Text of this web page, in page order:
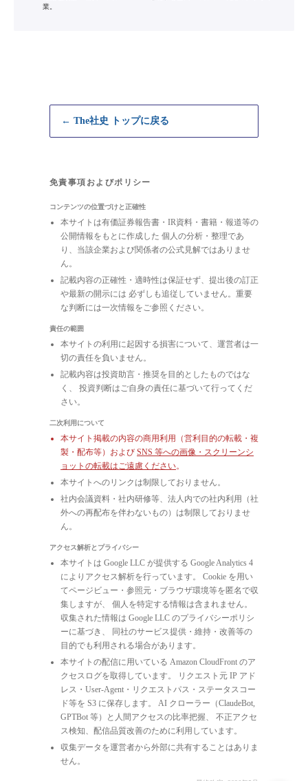
業。
← The社史 トップに戻る
免責事項およびポリシー
コンテンツの位置づけと正確性
本サイトは有価証券報告書・IR資料・書籍・報道等の
公開情報をもとに作成した 個人の分析・整理であ
り、当該企業および関係者の公式見解ではありませ
ん。
記載内容の正確性・適時性は保証せず、提出後の訂正
や最新の開示には 必ずしも追従していません。重要
な判断には一次情報をご参照ください。
責任の範囲
本サイトの利用に起因する損害について、運営者は一
切の責任を負いません。
記載内容は投資助言・推奨を目的としたものではな
く、 投資判断はご自身の責任に基づいて行ってくだ
さい。
二次利用について
本サイト掲載の内容の商用利用（営利目的の転載・複
製・配布等）および SNS 等への画像・スクリーンシ
ョットの転載はご遠慮ください。
本サイトへのリンクは制限しておりません。
社内会議資料・社内研修等、法人内での社内利用（社
外への再配布を伴わないもの）は制限しておりませ
ん。
アクセス解析とプライバシー
本サイトは Google LLC が提供する Google Analytics 4
によりアクセス解析を行っています。 Cookie を用い
てページビュー・参照元・ブラウザ環境等を匿名で収
集しますが、 個人を特定する情報は含まれません。
収集された情報は Google LLC のプライバシーポリシ
ーに基づき、 同社のサービス提供・維持・改善等の
目的でも利用される場合があります。
本サイトの配信に用いている Amazon CloudFront のア
クセスログを取得しています。 リクエスト元 IP アド
レス・User-Agent・リクエストパス・ステータスコー
ド等を S3 に保存します。 AI クローラー（ClaudeBot,
GPTBot 等）と人間アクセスの比率把握、 不正アクセ
ス検知、配信品質改善のために利用しています。
収集データを運営者から外部に共有することはありま
せん。